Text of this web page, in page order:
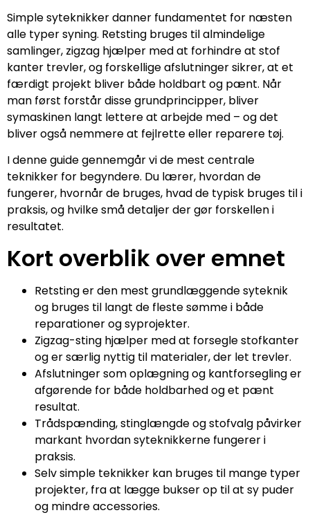
Simple syteknikker danner fundamentet for næsten
alle typer syning. Retsting bruges til almindelige
samlinger, zigzag hjælper med at forhindre at stof
kanter trevler, og forskellige afslutninger sikrer, at et
færdigt projekt bliver både holdbart og pænt. Når
man først forstår disse grundprincipper, bliver
symaskinen langt lettere at arbejde med – og det
bliver også nemmere at fejlrette eller reparere tøj.
I denne guide gennemgår vi de mest centrale
teknikker for begyndere. Du lærer, hvordan de
fungerer, hvornår de bruges, hvad de typisk bruges til i
praksis, og hvilke små detaljer der gør forskellen i
resultatet.
Kort overblik over emnet
Retsting er den mest grundlæggende syteknik
og bruges til langt de fleste sømme i både
reparationer og syprojekter.
Zigzag-sting hjælper med at forsegle stofkanter
og er særlig nyttig til materialer, der let trevler.
Afslutninger som oplægning og kantforsegling er
afgørende for både holdbarhed og et pænt
resultat.
Trådspænding, stinglængde og stofvalg påvirker
markant hvordan syteknikkerne fungerer i
praksis.
Selv simple teknikker kan bruges til mange typer
projekter, fra at lægge bukser op til at sy puder
og mindre accessories.